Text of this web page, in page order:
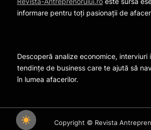
Revista-Antreprenorului.ro este sursa
informare pentru toți pasionații de
Descoperă analize economice, interviuri
tendințe de business care te ajută să
în lumea afacerilor.
Copyright © Revista